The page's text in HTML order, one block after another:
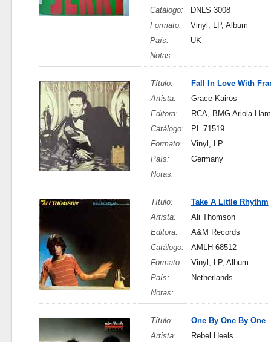
Catálogo:
DNLS 3008
Formato:
Vinyl, LP, Album
País:
UK
Notas:
Título:
Fall In Love With
Artista:
Grace Kairos
Editora:
RCA, BMG Ariola
Catálogo:
PL 71519
Formato:
Vinyl, LP
País:
Germany
Notas:
Título:
Take A Little Rhythm
Artista:
Ali Thomson
Editora:
A&M Records
Catálogo:
AMLH 68512
Formato:
Vinyl, LP, Album
País:
Netherlands
Notas:
Título:
One By One By One
Artista:
Rebel Heels